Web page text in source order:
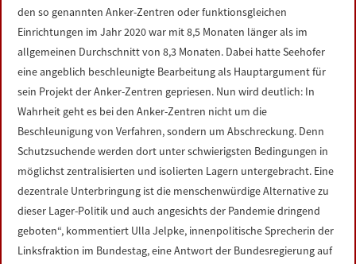
den so genannten Anker-Zentren oder funktionsgleichen
Einrichtungen im Jahr 2020 war mit 8,5 Monaten länger als im
allgemeinen Durchschnitt von 8,3 Monaten. Dabei hatte Seehofer
eine angeblich beschleunigte Bearbeitung als Hauptargument für
sein Projekt der Anker-Zentren gepriesen. Nun wird deutlich: In
Wahrheit geht es bei den Anker-Zentren nicht um die
Beschleunigung von Verfahren, sondern um Abschreckung. Denn
Schutzsuchende werden dort unter schwierigsten Bedingungen in
möglichst zentralisierten und isolierten Lagern untergebracht. Eine
dezentrale Unterbringung ist die menschenwürdige Alternative zu
dieser Lager-Politik und auch angesichts der Pandemie dringend
geboten“, kommentiert Ulla Jelpke, innenpolitische Sprecherin der
Linksfraktion im Bundestag, eine Antwort der Bundesregierung auf